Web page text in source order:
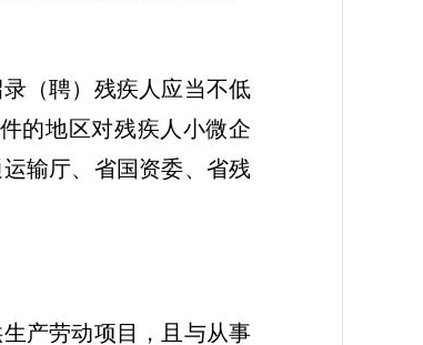
（聘）残疾人应当不低
的地区对残疾人小微企
运输厅、省国资委、省残
产劳动项目，且与从事